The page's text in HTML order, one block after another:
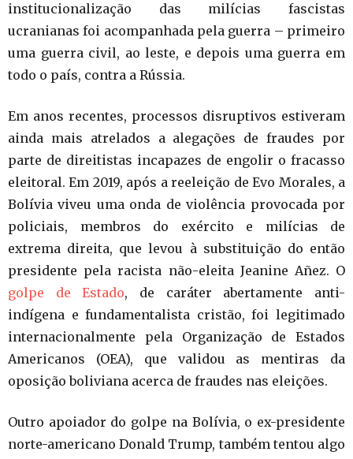
institucionalização das milícias fascistas
ucranianas foi acompanhada pela guerra – primeiro
uma guerra civil, ao leste, e depois uma guerra em
todo o país, contra a Rússia.
Em anos recentes, processos disruptivos estiveram
ainda mais atrelados a alegações de fraudes por
parte de direitistas incapazes de engolir o fracasso
eleitoral. Em 2019, após a reeleição de Evo Morales, a
Bolívia viveu uma onda de violência provocada por
policiais, membros do exército e milícias de
extrema direita, que levou à substituição do então
presidente pela racista não-eleita Jeanine Añez. O
golpe de Estado, de caráter abertamente anti-
indígena e fundamentalista cristão, foi legitimado
internacionalmente pela Organização de Estados
Americanos (OEA), que validou as mentiras da
oposição boliviana acerca de fraudes nas eleições.
Outro apoiador do golpe na Bolívia, o ex-presidente
norte-americano Donald Trump, também tentou algo